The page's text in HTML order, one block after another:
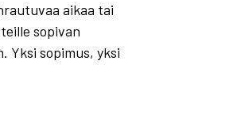
aikaa tai
sopivan
Yksi sopimus, yksi